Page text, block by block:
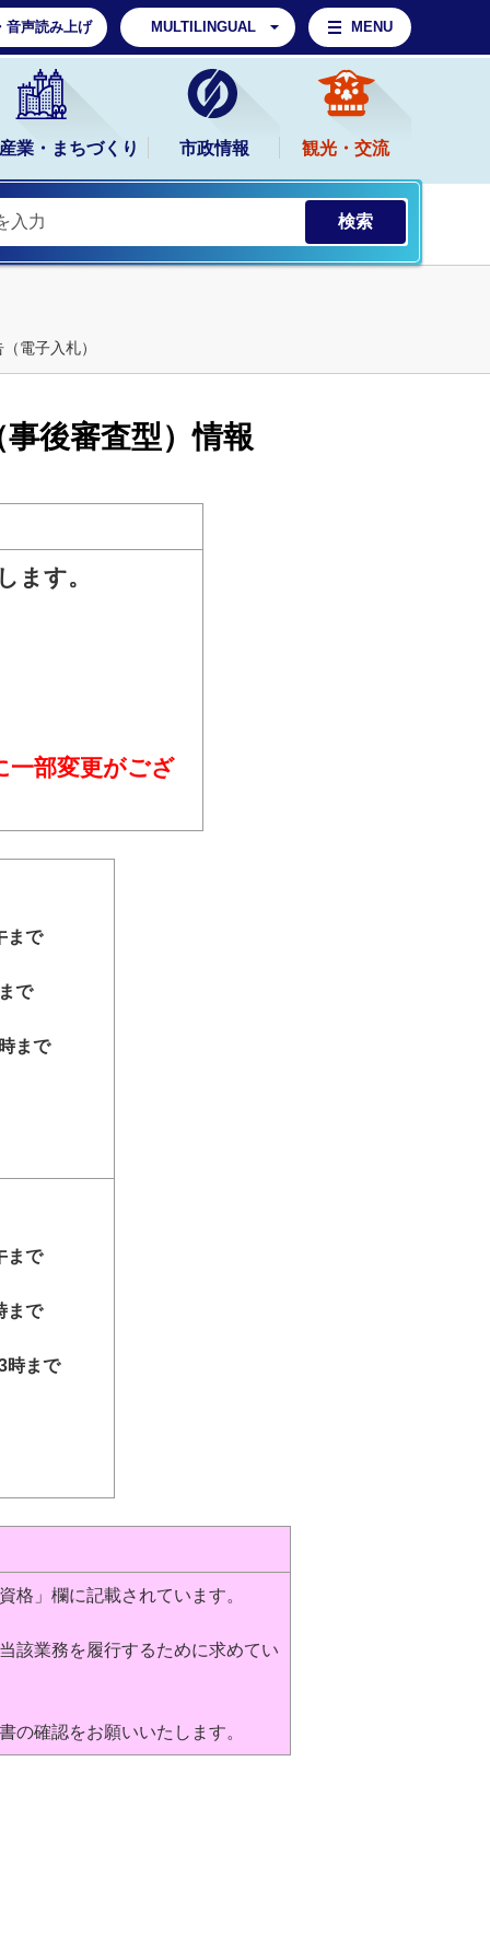
音声読み上げ MULTILINGUAL MENU
業・まちづくり 市政情報 観光・交流
電子入札）
事後審査型）情報
ます。
一部変更がござ
まで
で
まで
まで
まで
時まで
格」欄に記載されています。
該業務を履行するために求めてい
の確認をお願いいたします。